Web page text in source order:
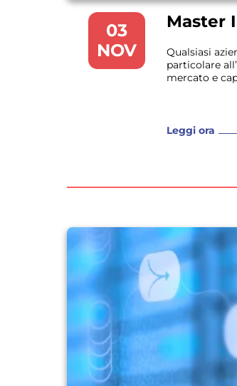
03
NOV
Master
Qualsiasi
particolare
mercato e
Leggi ora